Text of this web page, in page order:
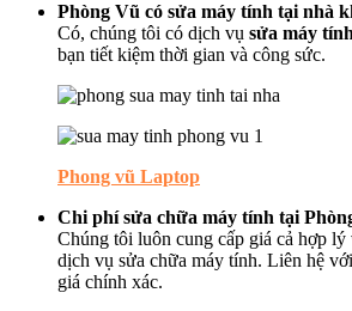
Phòng Vũ có sửa máy tính tại nhà
Có, chúng tôi có dịch vụ sửa máy
bạn tiết kiệm thời gian và công sức.
Phong vũ Laptop
Chi phí sửa chữa máy tính tại
Chúng tôi luôn cung cấp giá cả hợp lý
dịch vụ sửa chữa máy tính. Liên hệ
giá chính xác.